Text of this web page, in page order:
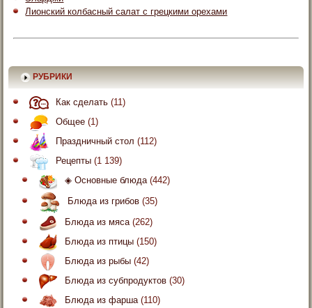
Лионский колбасный салат с грецкими орехами
РУБРИКИ
Как сделать (11)
Общее (1)
Праздничный стол (112)
Рецепты (1 139)
◈ Основные блюда(442)
Блюда из грибов (35)
Блюда из мяса(262)
Блюда из птицы (150)
Блюда из рыбы (42)
Блюда из субпродуктов (30)
Блюда из фарша(110)